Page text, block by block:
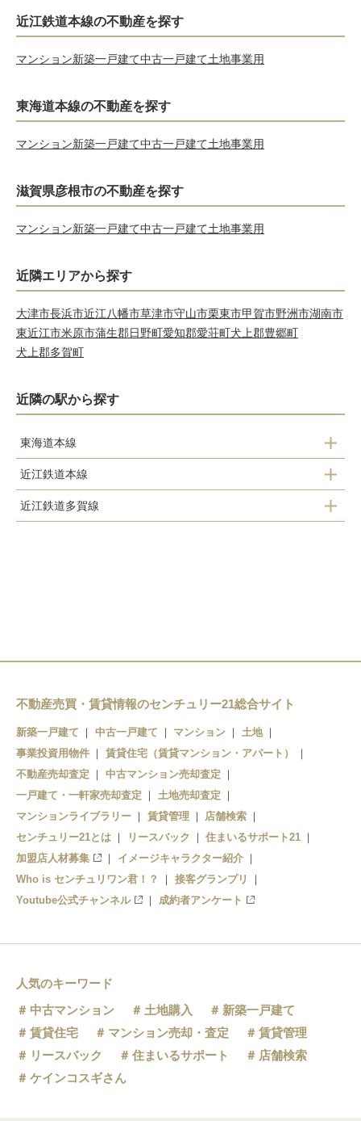
近江鉄道本線の不動産を探す
マンション新築一戸建て中古一戸建て土地事業用
東海道本線の不動産を探す
マンション新築一戸建て中古一戸建て土地事業用
滋賀県彦根市の不動産を探す
マンション新築一戸建て中古一戸建て土地事業用
近隣エリアから探す
大津市長浜市近江八幡市草津市守山市栗東市甲賀市野洲市湖南市
東近江市米原市蒲生郡日野町愛知郡愛荘町犬上郡豊郷町
犬上郡多賀町
近隣の駅から探す
東海道本線
彦根駅
南彦根駅
近江鉄道本線
フジテック前駅
近江鉄道多賀線
不動産売買・賃貸情報のセンチュリー21総合サイト
新築一戸建て 中古一戸建て マンション
土地
事業投資用物件
賃貸住宅（賃貸マンション・アパート）
不動産売却査定
中古マンション売却査定
一戸建て・一軒家売却査定
土地売却査定
マンションライブラリー
賃貸管理
店舗検索
センチュリー21とは
リースバック
住まいるサポート21
加盟店人材募集
イメージキャラクター紹介
Who is センチュリワン君！？
接客グランプリ
Youtube公式チャンネル
成約者アンケート
人気のキーワード
中古マンション
土地購入
新築一戸建て
賃貸住宅
マンション売却・査定
賃貸管理
リースバック
住まいるサポート
店舗検索
ケインコスギさん